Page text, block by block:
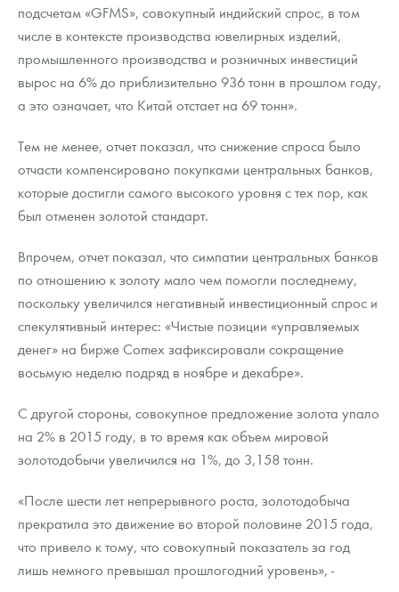
подсчетам «GFMS», совокупный индийский спрос, в том
числе в контексте производства ювелирных изделий,
промышленного производства и розничных инвестиций
вырос на 6% до приблизительно 936 тонн в прошлом году,
а это означает, что Китай отстает на 69 тонн».
Тем не менее, отчет показал, что снижение спроса было
отчасти компенсировано покупками центральных банков,
которые достигли самого высокого уровня с тех пор, как
был отменен золотой стандарт.
Впрочем, отчет показал, что симпатии центральных банков
по отношению к золоту мало чем помогли последнему,
поскольку увеличился негативный инвестиционный спрос и
спекулятивный интерес: «Чистые позиции «управляемых
денег» на бирже Comex зафиксировали сокращение
восьмую неделю подряд в ноябре и декабре».
С другой стороны, совокупное предложение золота упало
на 2% в 2015 году, в то время как объем мировой
золотодобычи увеличился на 1%, до 3,158 тонн.
«После шести лет непрерывного роста, золотодобыча
прекратила это движение во второй половине 2015 года,
что привело к тому, что совокупный показатель за год
лишь немного превышал прошлогодний уровень», -